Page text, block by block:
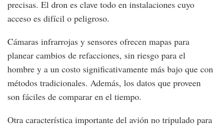
precisas. El dron es clave todo en instalaciones cuyo
acceso es difícil o peligroso.
Cámaras infrarrojas y sensores ofrecen mapas para
planear cambios de refacciones, sin riesgo para el
hombre y a un costo significativamente más bajo que con
métodos tradicionales. Además, los datos que proveen
son fáciles de comparar en el tiempo.
Otra característica importante del avión no tripulado para